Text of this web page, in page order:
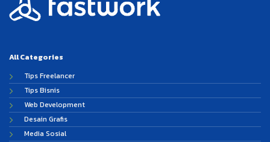
All Categories
Tips Freelancer
Tips Bisnis
Web Development
Desain Grafis
Media Sosial